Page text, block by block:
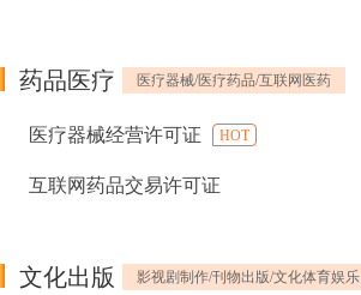
药品医疗 医疗器械/医疗药品/互联网医药
医疗器械经营许可证 HOT
互联网药品交易许可证
文化出版 影视剧制作/刊物出版/文化体育娱乐